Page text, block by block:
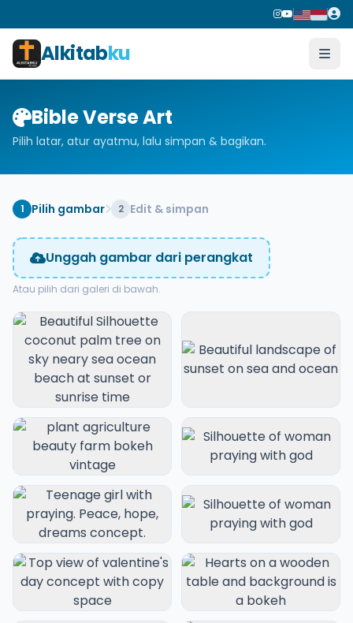
Alkitabku
Bible Verse Art
Pilih latar, atur ayatmu, lalu simpan & bagikan.
1 Pilih gambar 2 Edit & simpan
Unggah gambar dari perangkat
Atau pilih dari galeri di bawah.